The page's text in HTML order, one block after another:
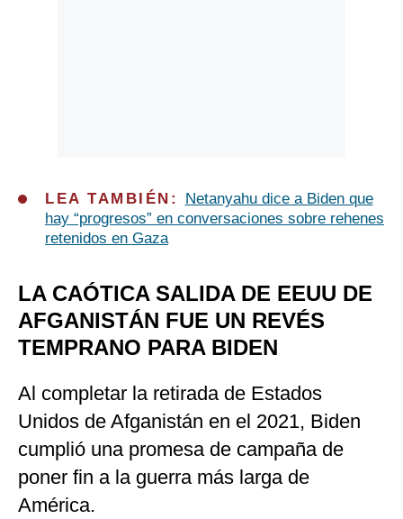
LEA TAMBIÉN:
Netanyahu dice a Biden que
hay “progresos” en conversaciones sobre rehenes
retenidos en Gaza
LA CAÓTICA SALIDA DE EEUU DE
AFGANISTÁN FUE UN REVÉS
TEMPRANO PARA BIDEN
Al completar la retirada de Estados
Unidos de Afganistán en el 2021, Biden
cumplió una promesa de campaña de
poner fin a la guerra más larga de
América.